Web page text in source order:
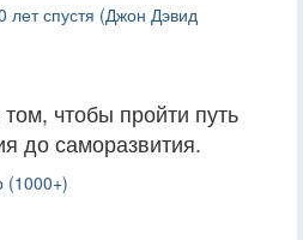
лет спустя (Джон Дэвид
чтобы пройти путь
до саморазвития.
(1000+)